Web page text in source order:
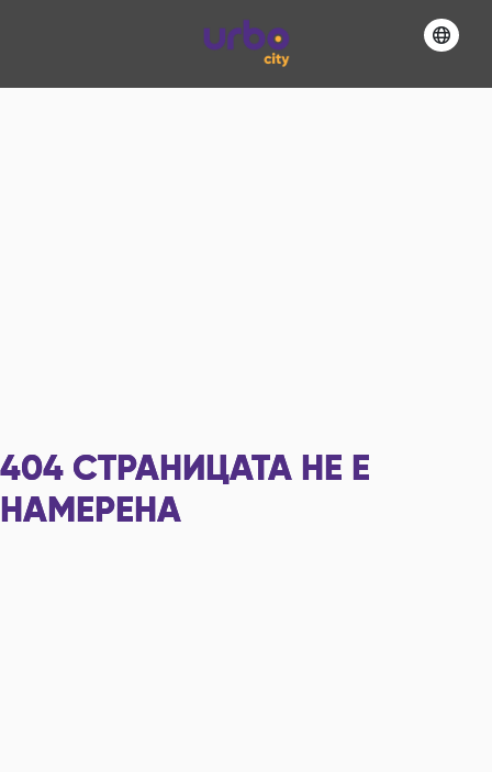
404 СТРАНИЦАТА НЕ Е
НАМЕРЕНА